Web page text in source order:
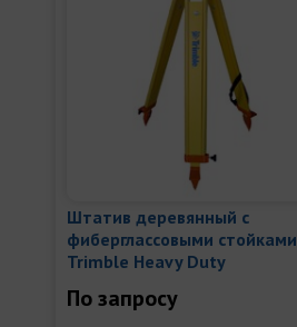
Штатив деревянный с
фиберглассовыми стойками
Trimble Heavy Duty
По запросу